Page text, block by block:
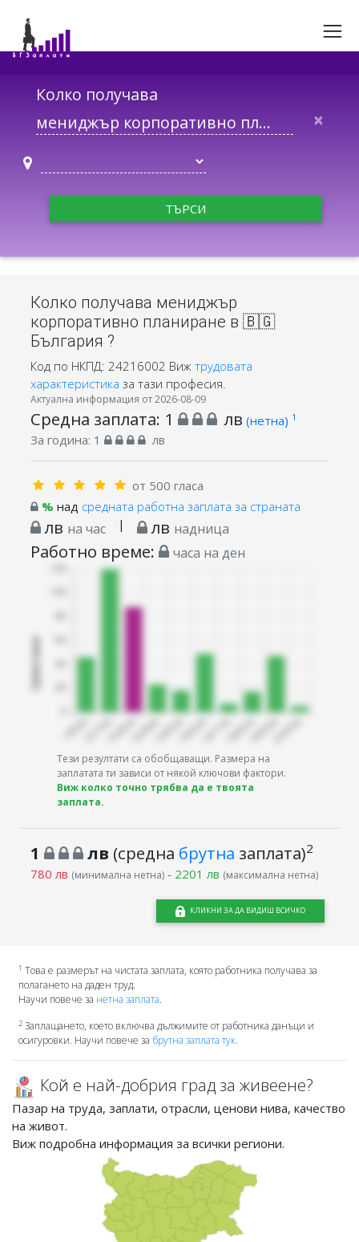
Колко получава
×
ТЪРСИ
Колко получава мениджър
корпоративно планиране в 🇧🇬
България ?
Код по НКПД: 24216002 Виж трудовата
характеристика за тази професия.
Актуална информация от 2026-08-09
Средна заплата: 1 лв (нетна) 1
За година: 1 лв
от 500 гласа
% над средната работна заплата за страната
лв на час | лв надница
Работно време: часа на ден
Тези резултати са обобщаващи. Размера на
заплатата ти зависи от някой ключови фактори.
Виж колко точно трябва да е твоята
заплата.
1 лв (средна брутна заплата)2
780 лв (минимална нетна)- 2201 лв (максимална нетна)
КЛИКНИ ЗА ДА ВИДИШ ВСИЧКО
1 Това е размерът на чистата заплата, която работника получава за
полагането на даден труд.
Научи повече за нетна заплата.
2Заплащането, което включва дължимите от работника данъци и
осигуровки. Научи повече за брутна заплата тук.
Кой е най-добрия град за живеене?
Пазар на труда, заплати, отрасли, ценови нива, качество
на живот.
Виж подробна информация за всички региони.